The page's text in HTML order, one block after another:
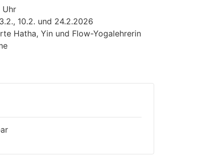
Uhr
10.2. und 24.2.2026
Hatha, Yin und Flow-Yogalehrerin